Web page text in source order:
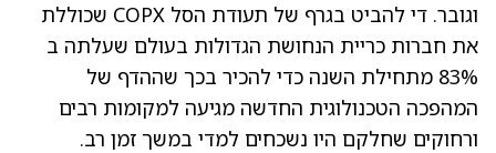
וגובר. די להביט בגרף של תעודת הסל COPX שכוללת
את חברות כריית הנחושת הגדולות בעולם שעלתה ב
83% מתחילת השנה כדי להכיר בכך שההדף של
המהפכה הטכנולוגית החדשה מגיעה למקומות רבים
ורחוקים שחלקם היו נשכחים למדי במשך זמן רב.